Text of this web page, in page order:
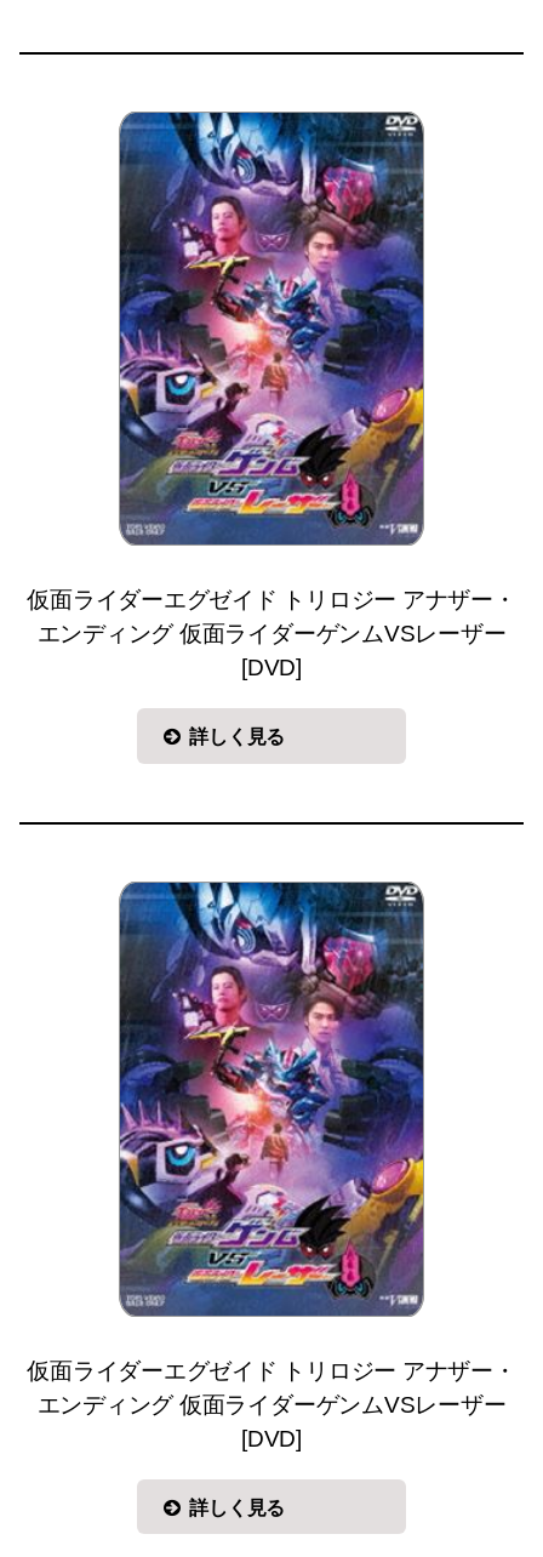
仮面ライダーエグゼイド トリロジー アナザー・
エンディング 仮面ライダーゲンムVSレーザー
[DVD]
詳しく見る
仮面ライダーエグゼイド トリロジー アナザー・
エンディング 仮面ライダーゲンムVSレーザー
[DVD]
詳しく見る